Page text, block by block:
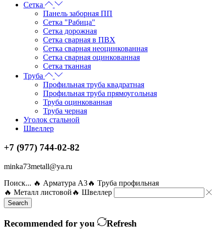
Сетка
Панель заборная ПП
Сетка "Рабица"
Сетка дорожная
Сетка сварная в ПВХ
Сетка сварная неоцинкованная
Сетка сварная оцинкованная
Сетка тканная
Труба
Профильная труба квадратная
Профильная труба прямоугольная
Труба оцинкованная
Труба черная
Уголок стальной
Швеллер
+7 (977) 744-02-82
minka73metall@ya.ru
Поиск... 🔥 Арматура А3🔥 Труба профильная
🔥 Металл листовой 🔥 Швеллер
Search
Recommended for you Refresh